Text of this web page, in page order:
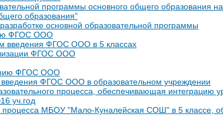
программы основного общего образования
образования"
основной образовательной программы
ФГОС ООО
введения ФГОС ООО в 5 классах
ФГОС ООО
ФГОС ООО
ФГОС ООО в образовательном учреждении
процесса, обеспечивающая интеграцию
уч.год
процесса МБОУ "Мало-Куналейская СОШ" в 5 классе,